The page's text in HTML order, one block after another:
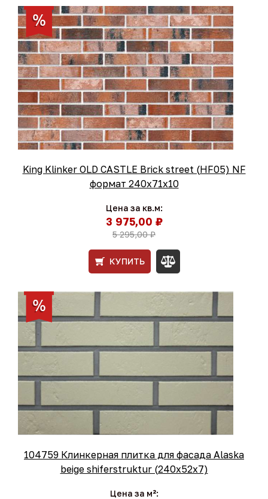
King Klinker OLD CASTLE Brick street (HF05) NF
формат 240x71x10
Цена за кв.м:
3 975,00 ₽
5 295,00 ₽
КУПИТЬ
104759 Клинкерная плитка для фасада Alaska
beige shiferstruktur (240x52x7)
Цена за м²: